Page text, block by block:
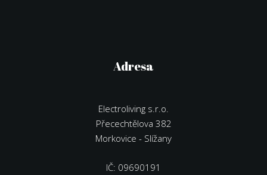
Adresa
Electroliving s.r.o.
Přecechtělova 382
Morkovice - Slížany
IČ: 09690191